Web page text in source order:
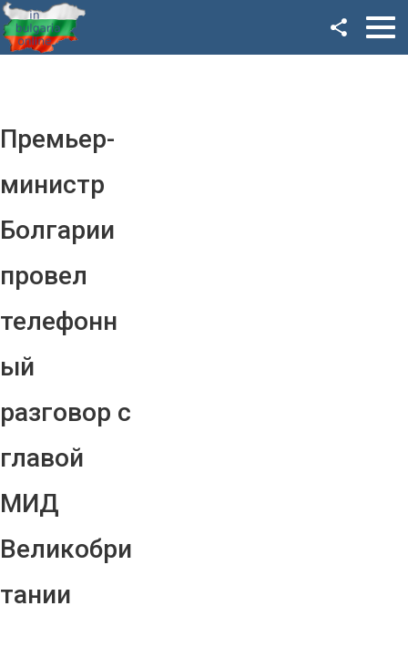
Премьер-
министр
Болгарии
провел
телефонн
ый
разговор с
главой
МИД
Великобри
тании